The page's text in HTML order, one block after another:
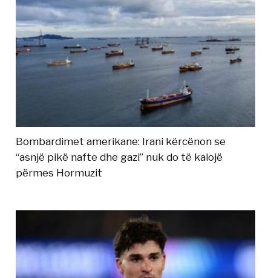
Bombardimet amerikane: Irani kërcënon se
“asnjë pikë nafte dhe gazi” nuk do të kalojë
përmes Hormuzit